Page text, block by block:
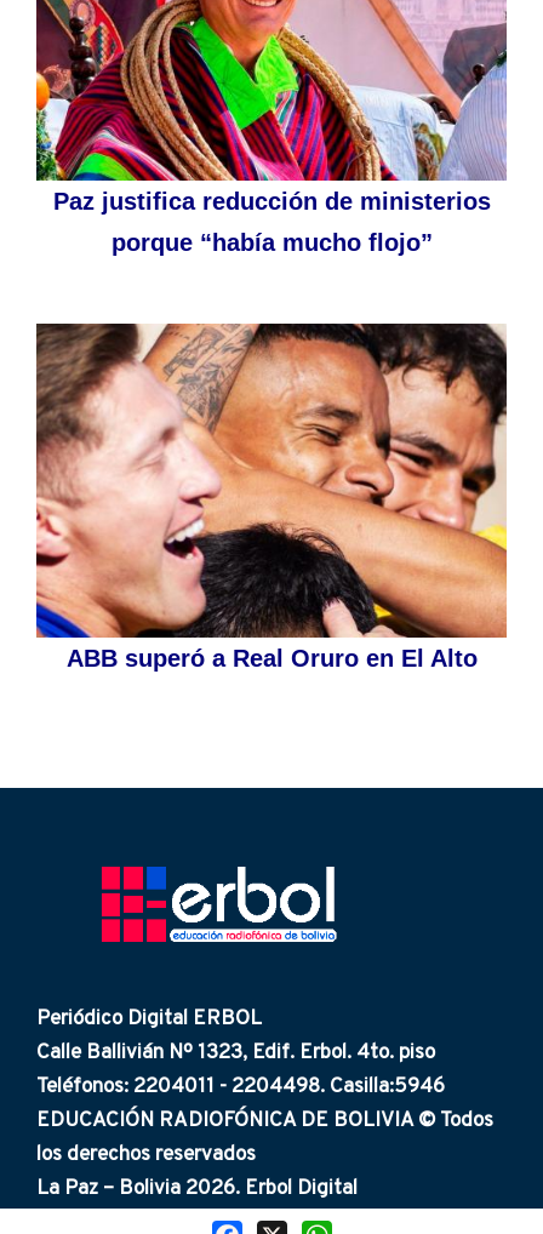
Paz justifica reducción de ministerios
porque “había mucho flojo”
ABB superó a Real Oruro en El Alto
Periódico Digital ERBOL
Calle Ballivián Nº 1323, Edif. Erbol. 4to. piso
Teléfonos: 2204011 - 2204498. Casilla:5946
EDUCACIÓN RADIOFÓNICA DE BOLIVIA © Todos
los derechos reservados
La Paz – Bolivia 2026. Erbol Digital